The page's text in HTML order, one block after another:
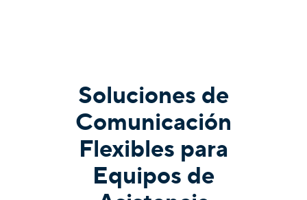
Soluciones de
Comunicación
Flexibles para
Equipos de